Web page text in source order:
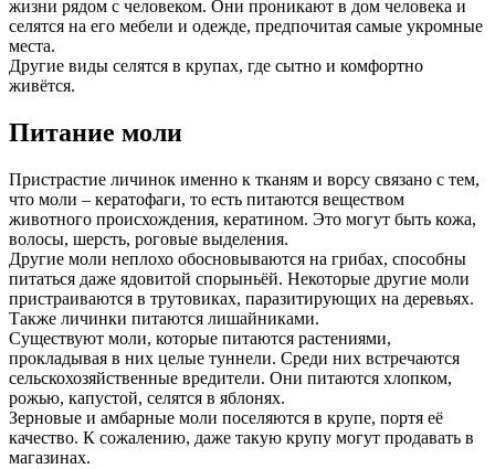
жизни рядом с человеком. Они проникают в дом человека и
селятся на его мебели и одежде, предпочитая самые укромные
места.
Другие виды селятся в крупах, где сытно и комфортно
живётся.
Питание моли
Пристрастие личинок именно к тканям и ворсу связано с тем,
что моли – кератофаги, то есть питаются веществом
животного происхождения, кератином. Это могут быть кожа,
волосы, шерсть, роговые выделения.
Другие моли неплохо обосновываются на грибах, способны
питаться даже ядовитой спорыньёй. Некоторые другие моли
пристраиваются в трутовиках, паразитирующих на деревьях.
Также личинки питаются лишайниками.
Существуют моли, которые питаются растениями,
прокладывая в них целые туннели. Среди них встречаются
сельскохозяйственные вредители. Они питаются хлопком,
рожью, капустой, селятся в яблонях.
Зерновые и амбарные моли поселяются в крупе, портя её
качество. К сожалению, даже такую крупу могут продавать в
магазинах.